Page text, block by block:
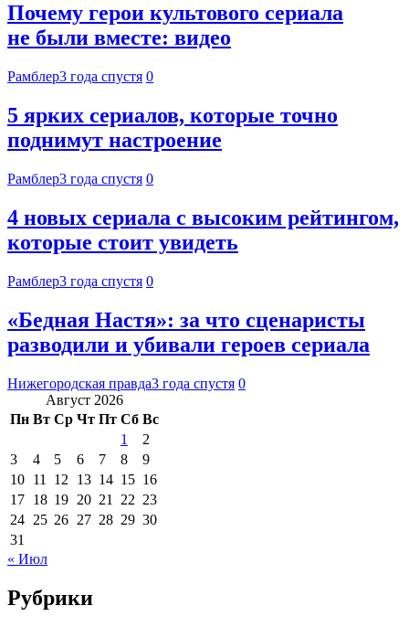
Почему герои культового сериала
не были вместе: видео
Рамблер3 года спустя 0
5 ярких сериалов, которые точно
поднимут настроение
Рамблер3 года спустя 0
4 новых сериала с высоким рейтингом,
которые стоит увидеть
Рамблер3 года спустя 0
«Бедная Настя»: за что сценаристы
разводили и убивали героев сериала
Нижегородская правда3 года спустя 0
Август 2026
Пн Вт Ср Чт Пт Сб Вс
1
2
3
4 5 6 7 8
9
10 11 12 13 14 15 16
17 18 19 20 21 22 23
24 25 26 27 28 29 30
31
« Июл
Рубрики